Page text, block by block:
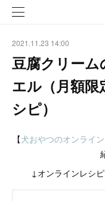
2021.11.23 14:00
豆腐クリー
エル（月額
シピ）
【犬おやつのオンライ
↓オンラインレシ